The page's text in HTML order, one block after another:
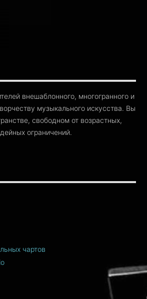
внешаблонного, многогранного и
музыкального искусства. Вы
свободном от возрастных,
ограничений.
чартов